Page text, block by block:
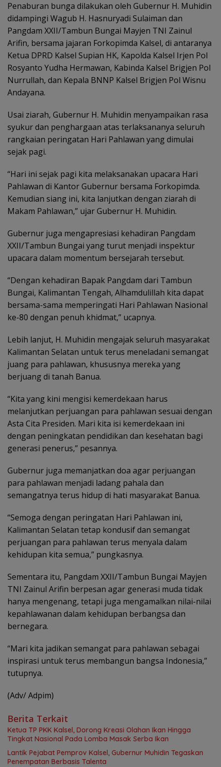
Penaburan bunga dilakukan oleh Gubernur H. Muhidin
didampingi Wagub H. Hasnuryadi Sulaiman dan
Pangdam XXII/Tambun Bungai Mayjen TNI Zainul
Arifin, bersama jajaran Forkopimda Kalsel, di antaranya
Ketua DPRD Kalsel Supian HK, Kapolda Kalsel Irjen Pol
Rosyanto Yudha Hermawan, Kabinda Kalsel Brigjen Pol
Nurrullah, dan Kepala BNNP Kalsel Brigjen Pol Wisnu
Andayana.
Usai ziarah, Gubernur H. Muhidin menyampaikan rasa
syukur dan penghargaan atas terlaksananya seluruh
rangkaian peringatan Hari Pahlawan yang dimulai
sejak pagi.
“Hari ini sejak pagi kita melaksanakan upacara Hari
Pahlawan di Kantor Gubernur bersama Forkopimda.
Kemudian siang ini, kita lanjutkan dengan ziarah di
Makam Pahlawan,” ujar Gubernur H. Muhidin.
Gubernur juga mengapresiasi kehadiran Pangdam
XXII/Tambun Bungai yang turut menjadi inspektur
upacara dalam momentum bersejarah tersebut.
“Dengan kehadiran Bapak Pangdam dari Tambun
Bungai, Kalimantan Tengah, Alhamdulillah kita dapat
bersama-sama memperingati Hari Pahlawan Nasional
ke-80 dengan penuh khidmat,” ucapnya.
Lebih lanjut, H. Muhidin mengajak seluruh masyarakat
Kalimantan Selatan untuk terus meneladani semangat
juang para pahlawan, khususnya mereka yang
berjuang di tanah Banua.
“Kita yang kini mengisi kemerdekaan harus
melanjutkan perjuangan para pahlawan sesuai dengan
Asta Cita Presiden. Mari kita isi kemerdekaan ini
dengan peningkatan pendidikan dan kesehatan bagi
generasi penerus,” pesannya.
Gubernur juga memanjatkan doa agar perjuangan
para pahlawan menjadi ladang pahala dan
semangatnya terus hidup di hati masyarakat Banua.
“Semoga dengan peringatan Hari Pahlawan ini,
Kalimantan Selatan tetap kondusif dan semangat
perjuangan para pahlawan terus menyala dalam
kehidupan kita semua,” pungkasnya.
Sementara itu, Pangdam XXII/Tambun Bungai Mayjen
TNI Zainul Arifin berpesan agar generasi muda tidak
hanya mengenang, tetapi juga mengamalkan nilai-nilai
kepahlawanan dalam kehidupan berbangsa dan
bernegara.
“Mari kita jadikan semangat para pahlawan sebagai
inspirasi untuk terus membangun bangsa Indonesia,”
tutupnya.
(Adv/ Adpim)
Berita Terkait
Ketua TP PKK Kalsel, Dorong Kreasi Olahan Ikan Hingga
Tingkat Nasional Pada Lomba Masak Serba Ikan
Lantik Pejabat Pemprov Kalsel, Gubernur Muhidin Tegaskan
Penempatan Berbasis Talenta